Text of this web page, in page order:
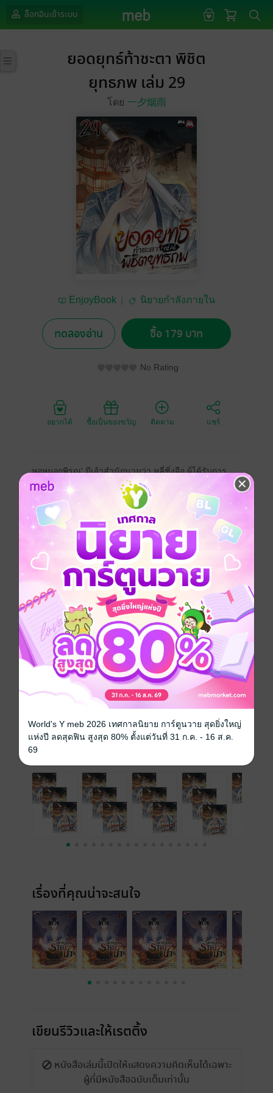
ล็อกอินเข้าระบบ
ยอดยุทธ์ท้าชะตา พิชิต
ยุทธภพ เล่ม 29
โดย 一夕烟雨
EnjoyBook นิยายกำลังภายใน
ทดลองอ่าน ซื้อ 179 บาท
No Rating
อยากได้ ซื้อเป็นของขวัญ ติดตาม แชร์
หอหมอกพิรุณ' มีเจ้าสำนักนามว่า หลี่ชิ่งจือ ผู้ได้รับการ
ขนานนามว่าเป็นยอดฝีมือผู้ไม่มีใครเทียบเคียงได้ ภายใต้
ความมืดมิด เขาคือผู้ควบคุมความเป็นและความตาย ทว่า
ทั่วทั้งแผ่นดินหารู้ไม่ว่า เบื้องหลังหลี่ชิ่งจือ ยังมีอีกผู้หนึ่ง ซึ่ง
แท้จริงแล้วคือผู้ก่อตั้งหอหมอกพิรุณตัวจริง และเป็นผู้ที่
ควบคุมความมั่งคั่งทั่วแผ่นดิน โดยแสร้งทำตนเป็นคุณชาย
เสเพลเพื่อวางแผนครอบครองโลก! (บทที่ 1681-1740)
อ่านก่อนใครได้ที่ Enjoybook.co
กำลังภายใน หนังสือแปล นิยายจีนแปล
ซีรีส์ ยอดยุทธ์ท้าชะตา พิชิตยุทธภพ
ประเภทไฟล์ pdf, epub(สารบัญ)
วันที่วางขาย 19 พฤษภาคม 2569
ความยาว 771 หน้า (≈ 102,813 คำ)
ราคาปก 299 บาท (ประหยัด 40%)
เล่มอื่นๆ ในซีรีส์
เรื่องที่คุณน่าจะสนใจ
เขียนรีวิวและให้เรตติ้ง
หนังสือเล่มนี้เปิดให้แสดงความคิดเห็นได้เฉพาะ
ผู้ที่มีหนังสือฉบับเต็มเท่านั้น
World's Y meb 2026 เทศกาลนิยาย การ์ตูนวาย สุดยิ่งใหญ่
แห่งปี ลดสุดฟิน สูงสุด 80% ตั้งแต่วันที่ 31 ก.ค. - 16 ส.ค.
69